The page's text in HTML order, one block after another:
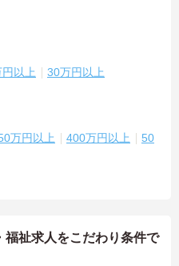
以上 30万円以上
万円以上 400万円以上
50
祉求人をこだわり条件で